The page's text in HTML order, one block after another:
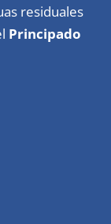
residuales
Principado